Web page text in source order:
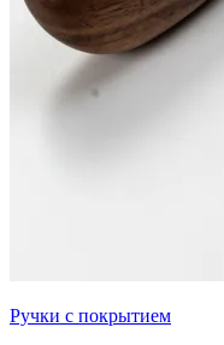
Ручки с покрытием